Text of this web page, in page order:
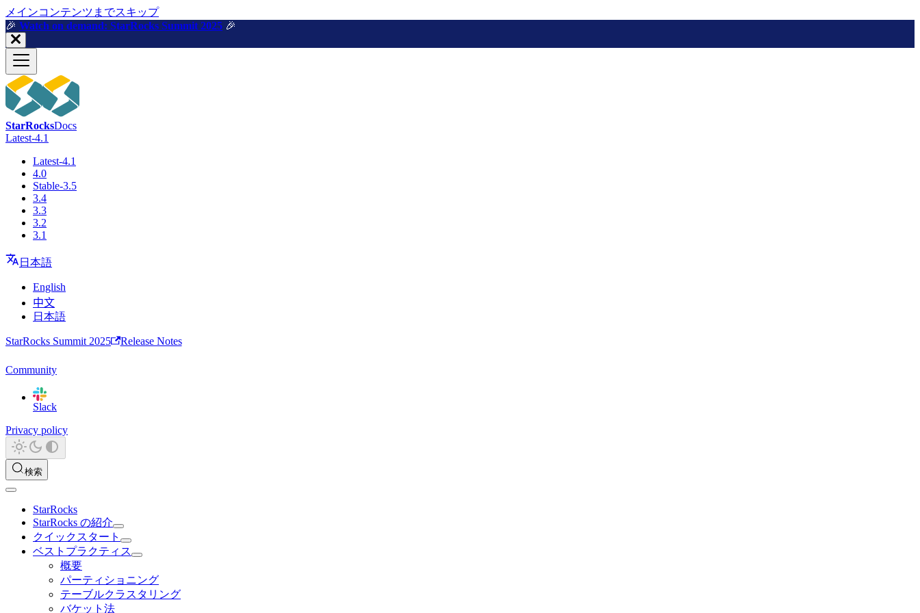
メインコンテンツまでスキップ
🎉️ Watch on demand: StarRocks Summit 2025 🎉️
StarRocksDocs
Latest-4.1
Latest-4.1
4.0
Stable-3.5
3.4
3.3
3.2
3.1
日本語
English
中文
日本語
StarRocks Summit 2025 Release Notes
Community
Slack
Privacy policy
検索
StarRocks
StarRocks の紹介
クイックスタート
ベストプラクティス
概要
パーティショニング
テーブルクラスタリング
バケット法